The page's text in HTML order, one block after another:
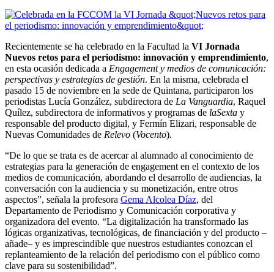
Recientemente se ha celebrado en la Facultad la VI Jornada
Nuevos retos para el periodismo: innovación y emprendimiento,
en esta ocasión dedicada a Engagement y medios de comunicación:
perspectivas y estrategias de gestión. En la misma, celebrada el
pasado 15 de noviembre en la sede de Quintana, participaron los
periodistas Lucía González, subdirectora de La Vanguardia, Raquel
Quílez, subdirectora de informativos y programas de laSexta y
responsable del producto digital, y Fermín Elizari, responsable de
Nuevas Comunidades de Relevo (Vocento).
“De lo que se trata es de acercar al alumnado al conocimiento de
estrategias para la generación de engagement en el contexto de los
medios de comunicación, abordando el desarrollo de audiencias, la
conversación con la audiencia y su monetización, entre otros
aspectos”, señala la profesora Gema Alcolea Díaz, del
Departamento de Periodismo y Comunicación corporativa y
organizadora del evento. “La digitalización ha transformado las
lógicas organizativas, tecnológicas, de financiación y del producto –
añade– y es imprescindible que nuestros estudiantes conozcan el
replanteamiento de la relación del periodismo con el público como
clave para su sostenibilidad”.